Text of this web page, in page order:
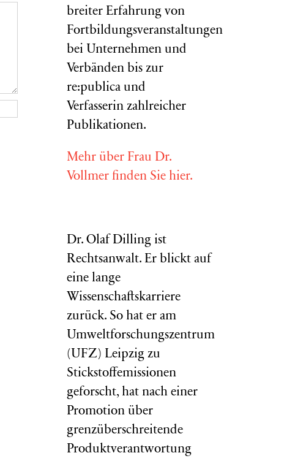
breiter Erfahrung von
Fortbildungsveranstaltungen
bei Unternehmen und
Verbänden bis zur
re:publica und
Verfasserin zahlreicher
Publikationen.
Mehr über Frau Dr.
Vollmer finden Sie hier.
Dr. Olaf Dilling ist
Rechtsanwalt. Er blickt auf
eine lange
Wissenschaftskarriere
zurück. So hat er am
Umweltforschungszentrum
(UFZ) Leipzig zu
Stickstoffemissionen
geforscht, hat nach einer
Promotion über
grenzüberschreitende
Produktverantwortung